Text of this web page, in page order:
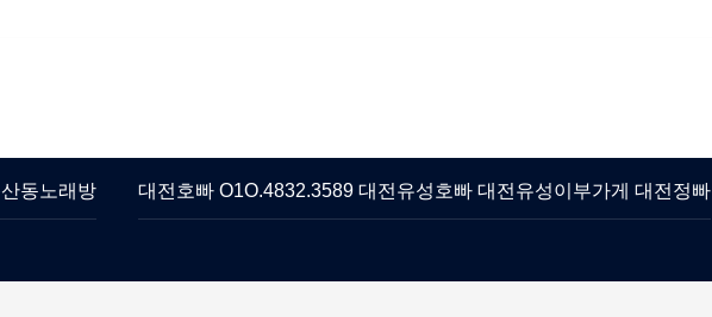
동노래방 대전호빠 O1O.4832.3589 대전유성호빠 대전유성이부가게 대전정빠